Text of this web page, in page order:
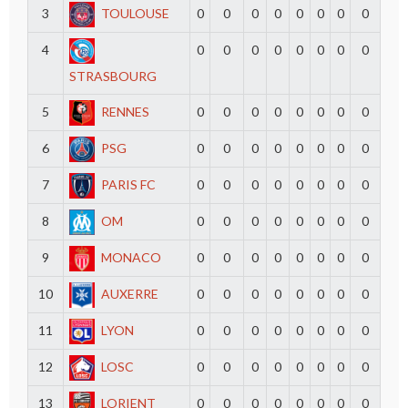
3 TOULOUSE 0 0 0 0 0 0 0 0
4
STRASBOURG
0 0 0 0 0 0 0 0
5 RENNES 0 0 0 0 0 0 0 0
6 PSG 0 0 0 0 0 0 0 0
7 PARIS FC 0 0 0 0 0 0 0 0
8 OM 0 0 0 0 0 0 0 0
9 MONACO 0 0 0 0 0 0 0 0
10 AUXERRE 0 0 0 0 0 0 0 0
11 LYON 0 0 0 0 0 0 0 0
12 LOSC 0 0 0 0 0 0 0 0
13 LORIENT 0 0 0 0 0 0 0 0